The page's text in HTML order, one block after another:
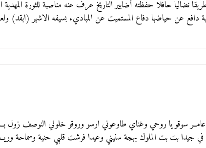
حافلا حفظته أضابير التاريخ عرف عنه مناصبة للثورة المهدية
دافع عن حياضها دفاع المستميت عن المباديء بسيفه الاشهر (ابقد)
عامــر سوقو يا روحي وغناي طاوعوني ارسو وروقو خلوني النوصف زول
في جيدا بت بت الملوك بهجة سنيني وعيدا فرشت قلبي حنية وسماحة